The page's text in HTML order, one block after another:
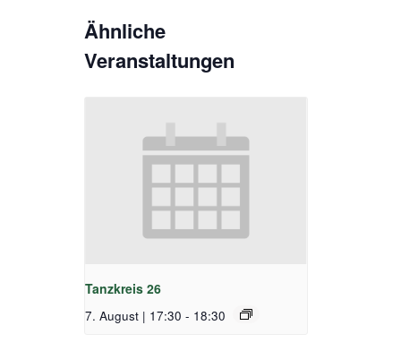
Ähnliche
Veranstaltungen
Tanzkreis 26
7. August | 17:30 - 18:30